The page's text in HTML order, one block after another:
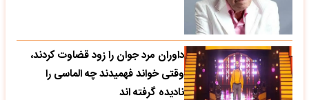
داوران مرد جوان را زود قضاوت کردند،
وقتی خواند فهمیدند چه الماسی را
نادیده گرفته اند